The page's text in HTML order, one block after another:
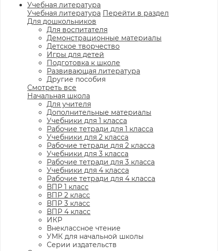
Учебная литература
Учебная литература Перейти в раздел
Для дошкольников
Для воспитателя
Демонстрационные материалы
Детское творчество
Игры для детей
Подготовка к школе
Развивающая литература
Другие пособия
Смотреть все
Начальная школа
Для учителя
Дополнительные материалы
Учебники для 1 класса
Рабочие тетради для 1 класса
Учебники для 2 класса
Рабочие тетради для 2 класса
Учебники для 3 класса
Рабочие тетради для 3 класса
Учебники для 4 класса
Рабочие тетради для 4 класса
ВПР 1 класс
ВПР 2 класс
ВПР 3 класс
ВПР 4 класс
ИКР
Внеклассное чтение
УМК для начальной школы
Серии издательств